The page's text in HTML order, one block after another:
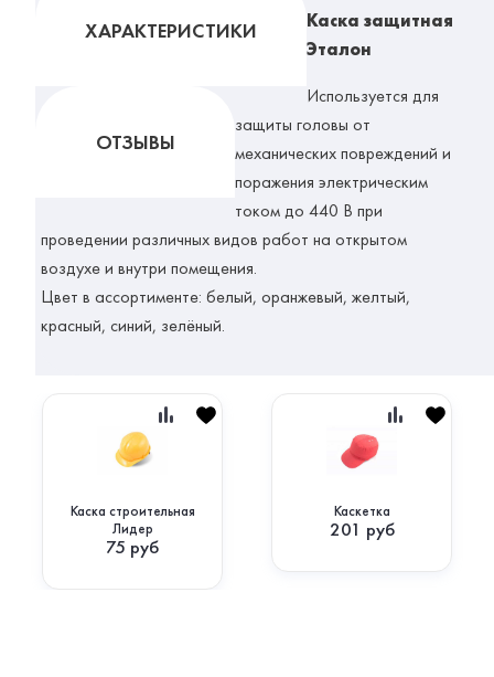
ХАРАКТЕРИСТИКИ
ОТЗЫВЫ
Каска защитная
Эталон
Используется для
защиты головы от
механических повреждений и
поражения электрическим
током до 440 В при
проведении различных видов работ на открытом
воздухе и внутри помещения.
Цвет в ассортименте: белый, оранжевый, желтый,
красный, синий, зелёный.
Каска строительная
Лидер
75 руб
Каскетка
201 руб